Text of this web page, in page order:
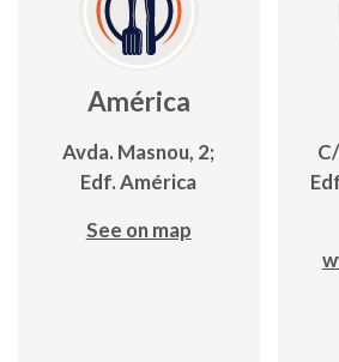
América
Avda. Masnou, 2;
Edf. América
See on map